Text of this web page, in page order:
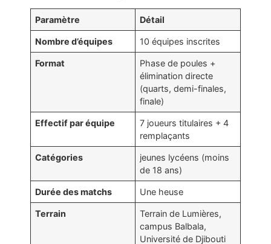
Paramètre Détail
Nombre d’équipes 10 équipes inscrites
Format
Phase de poules +
élimination directe
(quarts, demi-finales,
finale)
Effectif par équipe
7 joueurs titulaires + 4
remplaçants
Catégories
jeunes lycéens (moins
de 18 ans)
Durée des matchs Une heuse
Terrain
Terrain de Lumières,
campus Balbala,
Université de Djibouti